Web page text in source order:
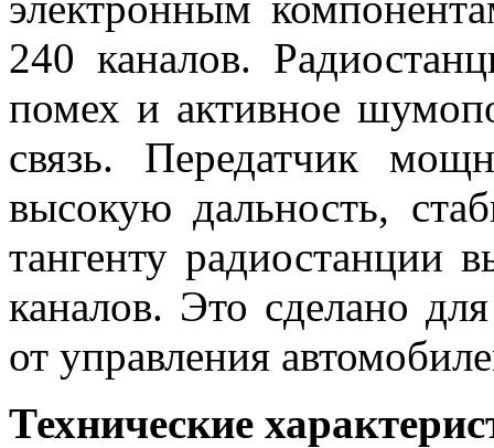
240 каналов.
помех и активное
связь. Передатчик
высокую дальность,
тангенту радиостанции
каналов. Это сделано
от управления
Технические